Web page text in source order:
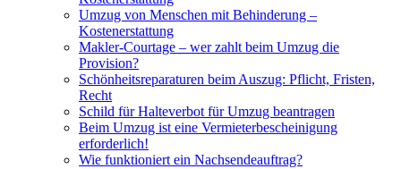
Umzug von Menschen mit Behinderung –
Kostenerstattung
Makler-Courtage – wer zahlt beim Umzug die
Provision?
Schönheitsreparaturen beim Auszug: Pflicht, Fristen,
Recht
Schild für Halteverbot für Umzug beantragen
Beim Umzug ist eine Vermieterbescheinigung
erforderlich!
Wie funktioniert ein Nachsendeauftrag?